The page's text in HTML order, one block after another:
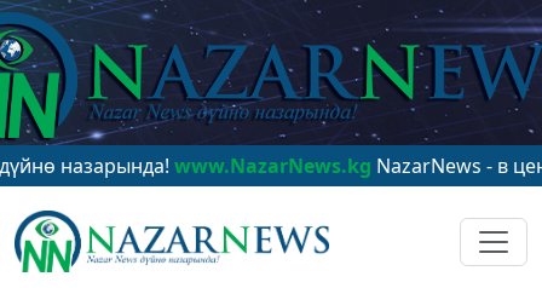
www.NazarNews.kgNazarNews - в центре